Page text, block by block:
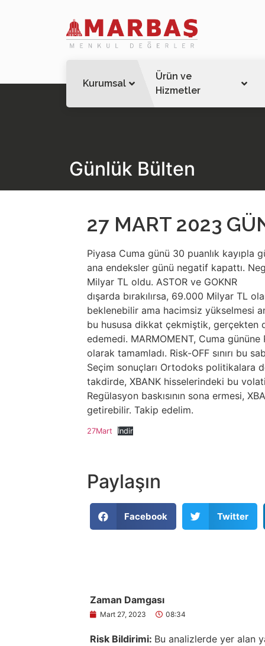
Kurumsal
Ürün ve
Hizmetler
Günlük Bülten
27 MART 2023
Piyasa Cuma günü 30 puanlık kayıpla
ana endeksler günü negatif kapattı.
Milyar TL oldu. ASTOR ve GOKNR
dışarda bırakılırsa, 69.000 Milyar TL
beklenebilir ama hacimsiz yükselmesi
bu hususa dikkat çekmiştik, gerçekten
edemedi. MARMOMENT, Cuma gününe
olarak tamamladı. Risk-OFF sınırı bu
Seçim sonuçları Ortodoks politikalara
takdirde, XBANK hisselerindeki bu
Regülasyon baskısının sona ermesi,
getirebilir. Takip edelim.
27Mart İndir
Paylaşın
Facebook Twitter
Zaman Damgası
Mart 27, 2023 08:34
Risk Bildirimi: Bu analizlerde yer alan